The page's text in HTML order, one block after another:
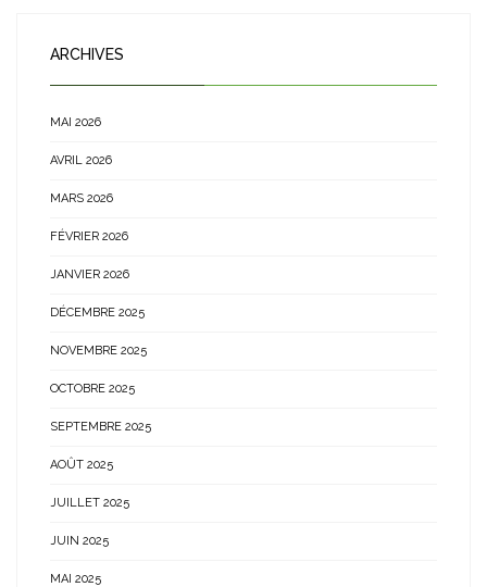
ARCHIVES
MAI 2026
AVRIL 2026
MARS 2026
FÉVRIER 2026
JANVIER 2026
DÉCEMBRE 2025
NOVEMBRE 2025
OCTOBRE 2025
SEPTEMBRE 2025
AOÛT 2025
JUILLET 2025
JUIN 2025
MAI 2025